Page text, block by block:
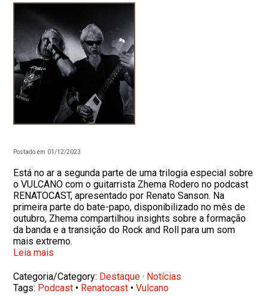
Postado em 01/12/2023
Está no ar a segunda parte de uma trilogia especial sobre
o VULCANO com o guitarrista Zhema Rodero no podcast
RENATOCAST, apresentado por Renato Sanson. Na
primeira parte do bate-papo, disponibilizado no mês de
outubro, Zhema compartilhou insights sobre a formação
da banda e a transição do Rock and Roll para um som
mais extremo.
Leia mais
Categoria/Category: Destaque · Notícias
Tags: Podcast • Renatocast •Vulcano